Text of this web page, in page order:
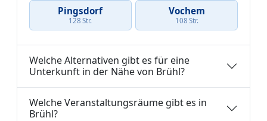
Pingsdorf
128 Str.
Vochem
108 Str.
Welche Alternativen gibt es für eine
Unterkunft in der Nähe von Brühl?
Welche Veranstaltungsräume gibt es in
Brühl?